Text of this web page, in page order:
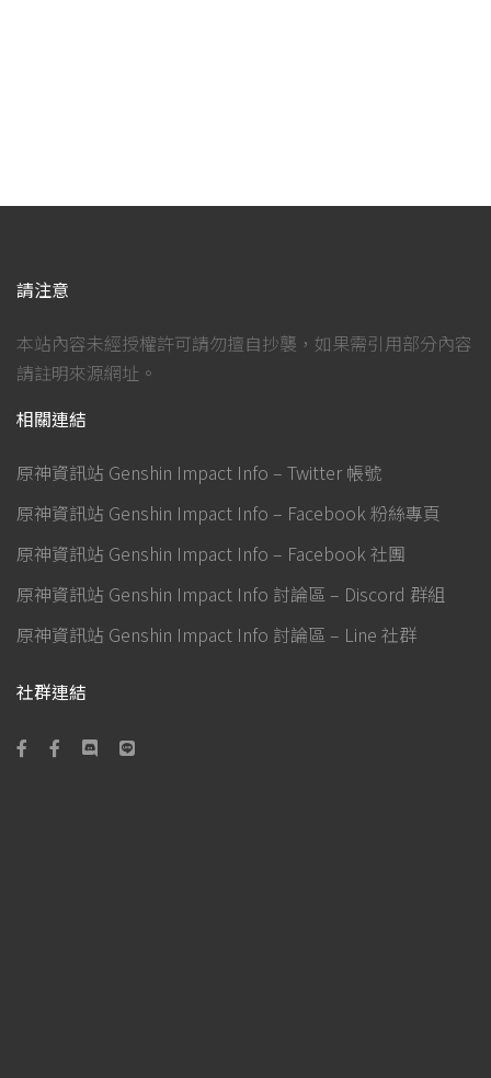
請注意
本站內容未經授權許可請勿擅自抄襲，如果需引用部分內容
請註明來源網址。
相關連結
原神資訊站 Genshin Impact Info – Twitter 帳號
原神資訊站 Genshin Impact Info – Facebook 粉絲專頁
原神資訊站 Genshin Impact Info – Facebook 社團
原神資訊站 Genshin Impact Info 討論區 – Discord 群組
原神資訊站 Genshin Impact Info 討論區 – Line 社群
社群連結